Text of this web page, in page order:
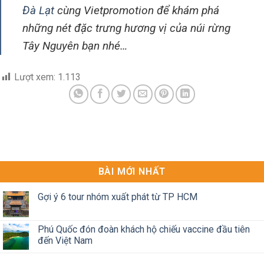
Đà Lạt cùng Vietpromotion để khám phá
những nét đặc trưng hương vị của núi rừng
Tây Nguyên bạn nhé…
Lượt xem: 1.113
BÀI MỚI NHẤT
Gợi ý 6 tour nhóm xuất phát từ TP HCM
Phú Quốc đón đoàn khách hộ chiếu vaccine đầu tiên
đến Việt Nam